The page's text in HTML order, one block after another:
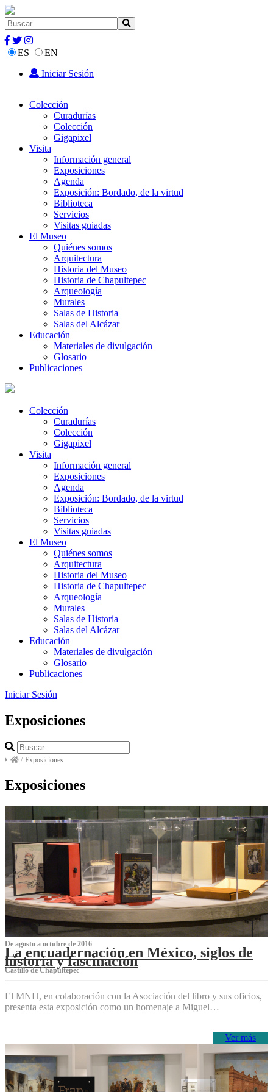
ES
EN
Iniciar Sesión
Colección
Curadurías
Colección
Gigapixel
Visita
Información general
Exposiciones
Agenda
Exposición: Bordado, de la virtud
Biblioteca
Servicios
Visitas guiadas
El Museo
Quiénes somos
Arquitectura
Historia del Museo
Historia de Chapultepec
Arqueología
Murales
Salas de Historia
Salas del Alcázar
Educación
Materiales de divulgación
Glosario
Publicaciones
Colección
Curadurías
Colección
Gigapixel
Visita
Información general
Exposiciones
Agenda
Exposición: Bordado, de la virtud
Biblioteca
Servicios
Visitas guiadas
El Museo
Quiénes somos
Arquitectura
Historia del Museo
Historia de Chapultepec
Arqueología
Murales
Salas de Historia
Salas del Alcázar
Educación
Materiales de divulgación
Glosario
Publicaciones
Iniciar Sesión
Exposiciones
/ Exposiciones
Exposiciones
De agosto a octubre de 2016
La encuadernación en México, siglos de
historia y fascinación
Castillo de Chapultepec
El MNH, en colaboración con la Asociación del libro y sus oficios,
presenta esta exposición como un homenaje a Miguel…
Ver más